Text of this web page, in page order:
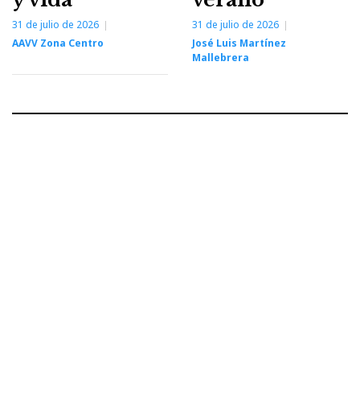
31 de julio de 2026
AAVV Zona Centro
31 de julio de 2026
José Luis Martínez
Mallebrera